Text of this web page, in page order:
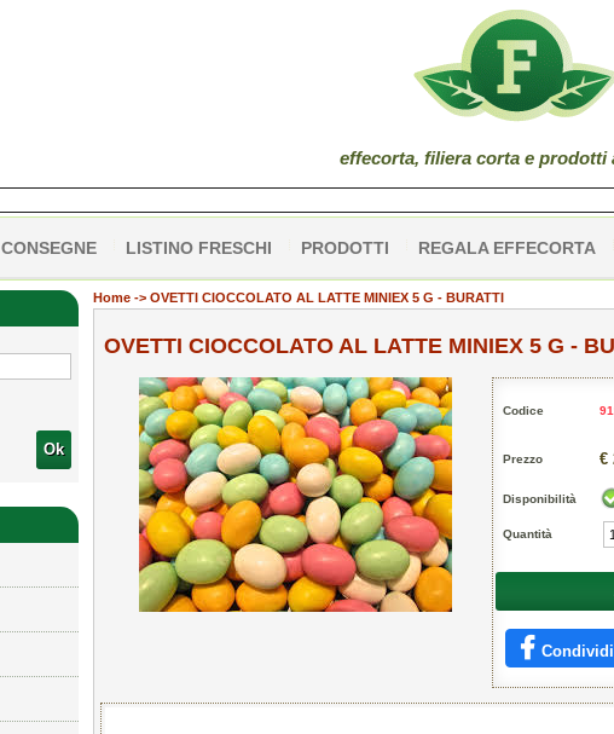
effecorta, filiera corta e prodotti
CONSEGNE LISTINO FRESCHI PRODOTTI REGALA EFFECORTA
Ok
Home-> OVETTI CIOCCOLATO AL LATTE MINIEX 5 G - BURATTI
OVETTI CIOCCOLATO AL LATTE MINIEX 5 G -
Codice
Prezzo €
Disponibilità
Quantità
Condividi